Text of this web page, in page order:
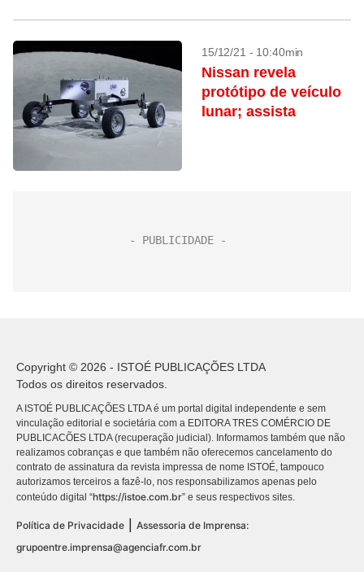
15/12/21 - 10:40min
Nissan revela
protótipo de veículo
lunar; assista
Copyright © 2026 - ISTOÉ PUBLICAÇÕES LTDA
Todos os direitos reservados.
A ISTOÉ PUBLICAÇÕES LTDA é um portal digital independente e sem
vinculação editorial e societária com a EDITORA TRES COMÉRCIO DE
PUBLICACÕES LTDA (recuperação judicial). Informamos também que não
realizamos cobranças e que também não oferecemos cancelamento do
contrato de assinatura da revista impressa de nome ISTOÉ, tampouco
autorizamos terceiros a fazê-lo, nos responsabilizamos apenas pelo
conteúdo digital “https://istoe.com.br” e seus respectivos sites.
Política de Privacidade
Assessoria de Imprensa:
grupoentre.imprensa@agenciafr.com.br